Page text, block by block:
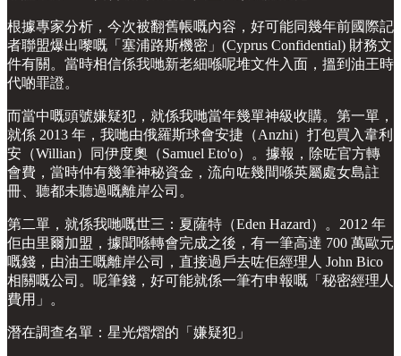
根據專家分析，今次被翻舊帳嘅內容，好可能同幾年前國際記
者聯盟爆出嚟嘅「塞浦路斯機密」(Cyprus Confidential) 財務文
件有關。當時相信係我哋新老細喺呢堆文件入面，搵到油王時
代啲罪證。
而當中嘅頭號嫌疑犯，就係我哋當年幾單神級收購。第一單，
就係 2013 年，我哋由俄羅斯球會安捷（Anzhi）打包買入韋利
安（Willian）同伊度奧（Samuel Eto'o）。據報，除咗官方轉
會費，當時仲有幾筆神秘資金，流向咗幾間喺英屬處女島註
冊、聽都未聽過嘅離岸公司。
第二單，就係我哋嘅世三：夏薩特（Eden Hazard）。2012 年
佢由里爾加盟，據聞喺轉會完成之後，有一筆高達 700 萬歐元
嘅錢，由油王嘅離岸公司，直接過戶去咗佢經理人 John Bico
相關嘅公司。呢筆錢，好可能就係一筆冇申報嘅「秘密經理人
費用」。
潛在調查名單：星光熠熠的「嫌疑犯」